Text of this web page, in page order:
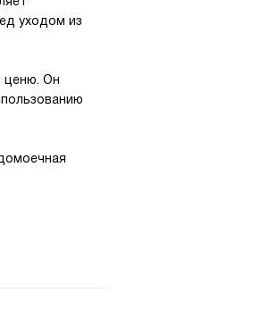
уходом из
ценю. Он